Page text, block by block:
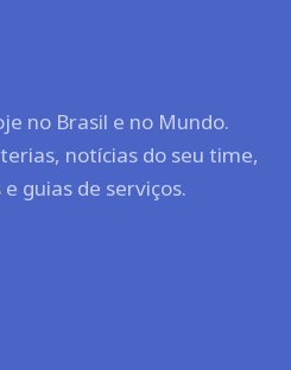
no Brasil e no Mundo.
notícias do seu time,
guias de serviços.